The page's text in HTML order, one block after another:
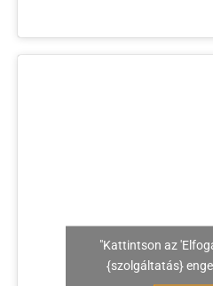
"Kattintson az
{szolgáltatás}